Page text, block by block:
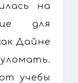
на
для
Дайне
учебы